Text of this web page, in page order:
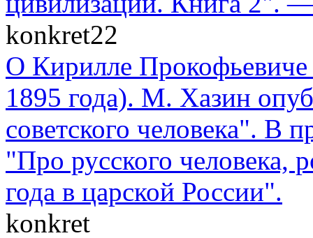
konkret22
О Кирилле Прокофьевиче
1895 года). М. Хазин
советского человека". В
"Про русского человека,
года в царской России".
konkret